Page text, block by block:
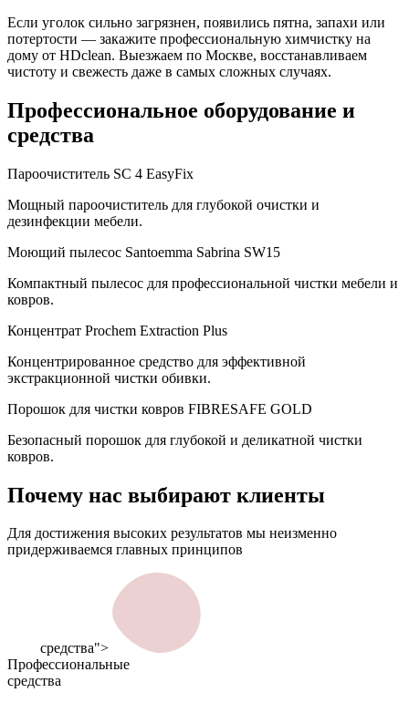
Если уголок сильно загрязнен, появились пятна, запахи или
потертости — закажите профессиональную химчистку на
дому от HDclean. Выезжаем по Москве, восстанавливаем
чистоту и свежесть даже в самых сложных случаях.
Профессиональное оборудование и
средства
Пароочиститель SC 4 EasyFix
Мощный пароочиститель для глубокой очистки и
дезинфекции мебели.
Моющий пылесос Santoemma Sabrina SW15
Компактный пылесос для профессиональной чистки мебели и
ковров.
Концентрат Prochem Extraction Plus
Концентрированное средство для эффективной
экстракционной чистки обивки.
Порошок для чистки ковров FIBRESAFE GOLD
Безопасный порошок для глубокой и деликатной чистки
ковров.
Почему нас выбирают клиенты
Для достижения высоких результатов мы неизменно
придерживаемся главных принципов
средства">
Профессиональные
средства